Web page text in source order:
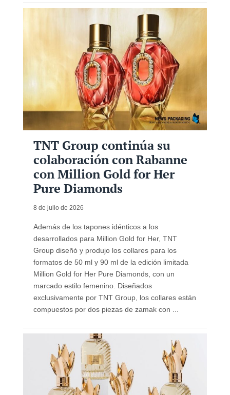
TNT Group continúa su
colaboración con Rabanne
con Million Gold for Her
Pure Diamonds
8 de julio de 2026
Además de los tapones idénticos a los
desarrollados para Million Gold for Her, TNT
Group diseñó y produjo los collares para los
formatos de 50 ml y 90 ml de la edición limitada
Million Gold for Her Pure Diamonds, con un
marcado estilo femenino. Diseñados
exclusivamente por TNT Group, los collares están
compuestos por dos piezas de zamak con ...